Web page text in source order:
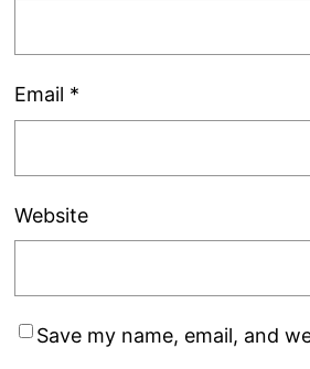
Email *
Website
Save my name, email, and